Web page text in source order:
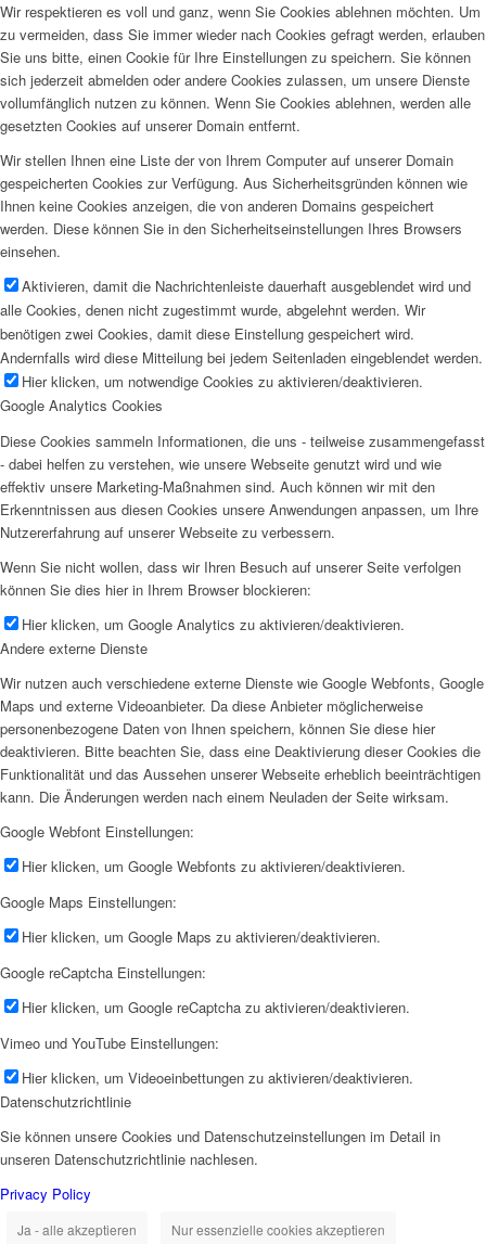
Wir respektieren es voll und ganz, wenn Sie Cookies ablehnen möchten. Um
zu vermeiden, dass Sie immer wieder nach Cookies gefragt werden, erlauben
Sie uns bitte, einen Cookie für Ihre Einstellungen zu speichern. Sie können
sich jederzeit abmelden oder andere Cookies zulassen, um unsere Dienste
vollumfänglich nutzen zu können. Wenn Sie Cookies ablehnen, werden alle
gesetzten Cookies auf unserer Domain entfernt.
Wir stellen Ihnen eine Liste der von Ihrem Computer auf unserer Domain
gespeicherten Cookies zur Verfügung. Aus Sicherheitsgründen können wie
Ihnen keine Cookies anzeigen, die von anderen Domains gespeichert
werden. Diese können Sie in den Sicherheitseinstellungen Ihres Browsers
einsehen.
Aktivieren, damit die Nachrichtenleiste dauerhaft ausgeblendet wird und
alle Cookies, denen nicht zugestimmt wurde, abgelehnt werden. Wir
benötigen zwei Cookies, damit diese Einstellung gespeichert wird.
Andernfalls wird diese Mitteilung bei jedem Seitenladen eingeblendet werden.
Hier klicken, um notwendige Cookies zu aktivieren/deaktivieren.
Google Analytics Cookies
Diese Cookies sammeln Informationen, die uns - teilweise zusammengefasst
- dabei helfen zu verstehen, wie unsere Webseite genutzt wird und wie
effektiv unsere Marketing-Maßnahmen sind. Auch können wir mit den
Erkenntnissen aus diesen Cookies unsere Anwendungen anpassen, um Ihre
Nutzererfahrung auf unserer Webseite zu verbessern.
Wenn Sie nicht wollen, dass wir Ihren Besuch auf unserer Seite verfolgen
können Sie dies hier in Ihrem Browser blockieren:
Hier klicken, um Google Analytics zu aktivieren/deaktivieren.
Andere externe Dienste
Wir nutzen auch verschiedene externe Dienste wie Google Webfonts, Google
Maps und externe Videoanbieter. Da diese Anbieter möglicherweise
personenbezogene Daten von Ihnen speichern, können Sie diese hier
deaktivieren. Bitte beachten Sie, dass eine Deaktivierung dieser Cookies die
Funktionalität und das Aussehen unserer Webseite erheblich beeinträchtigen
kann. Die Änderungen werden nach einem Neuladen der Seite wirksam.
Google Webfont Einstellungen:
Hier klicken, um Google Webfonts zu aktivieren/deaktivieren.
Google Maps Einstellungen:
Hier klicken, um Google Maps zu aktivieren/deaktivieren.
Google reCaptcha Einstellungen:
Hier klicken, um Google reCaptcha zu aktivieren/deaktivieren.
Vimeo und YouTube Einstellungen:
Hier klicken, um Videoeinbettungen zu aktivieren/deaktivieren.
Datenschutzrichtlinie
Sie können unsere Cookies und Datenschutzeinstellungen im Detail in
unseren Datenschutzrichtlinie nachlesen.
Privacy Policy
Ja - alle akzeptieren Nur essenzielle cookies akzeptieren